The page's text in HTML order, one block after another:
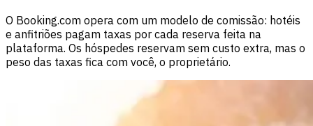
O Booking.com opera com um modelo de comissão: hotéis
e anfitriões pagam taxas por cada reserva feita na
plataforma. Os hóspedes reservam sem custo extra, mas o
peso das taxas fica com você, o proprietário.